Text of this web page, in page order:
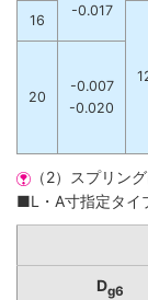
-0.017
16
20
-0.007
-0.020
（2）スプリン
■L・A寸指定タイ
Dg6